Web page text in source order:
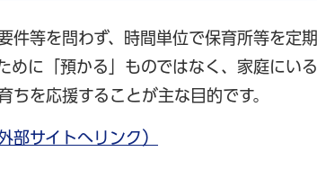
件等を問わず、時間単位で保育所等を定期
めに「預かる」ものではなく、家庭にいる
を応援することが主な目的です。
部サイトへリンク）